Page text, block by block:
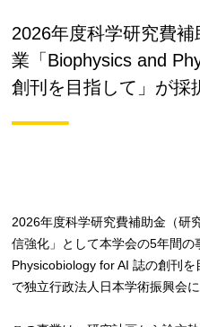
2026年度科学研究費
業「Biophysics and
創刊を目指して」が採
2026年度科学研究費補助金（研
信強化」として本学会の5年間の
Physicobiology for AI 誌の創刊
で独立行政法人日本学術振興会